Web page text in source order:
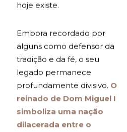
hoje existe.
Embora recordado por
alguns como defensor da
tradição e da fé, o seu
legado permanece
profundamente divisivo. O
reinado de Dom Miguel I
simboliza uma nação
dilacerada entre o